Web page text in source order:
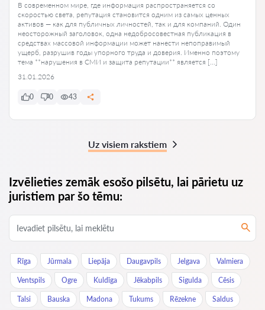
В современном мире, где информация распространяется со
скоростью света, репутация становится одним из самых ценных
активов — как для публичных личностей, так и для компаний. Один
неосторожный заголовок, одна недобросовестная публикация в
средствах массовой информации может нанести непоправимый
ущерб, разрушив годы упорного труда и доверия. Именно поэтому
тема **нарушения в СМИ и защита репутации** является […]
31.01.2026
0 0 43
Uz visiem rakstiem
Izvēlieties zemāk esošo pilsētu, lai pārietu uz
juristiem par šo tēmu:
Rīga Jūrmala Liepāja Daugavpils Jelgava Valmiera
Ventspils Ogre Kuldīga Jēkabpils Sigulda Cēsis
Talsi Bauska Madona Tukums Rēzekne Saldus